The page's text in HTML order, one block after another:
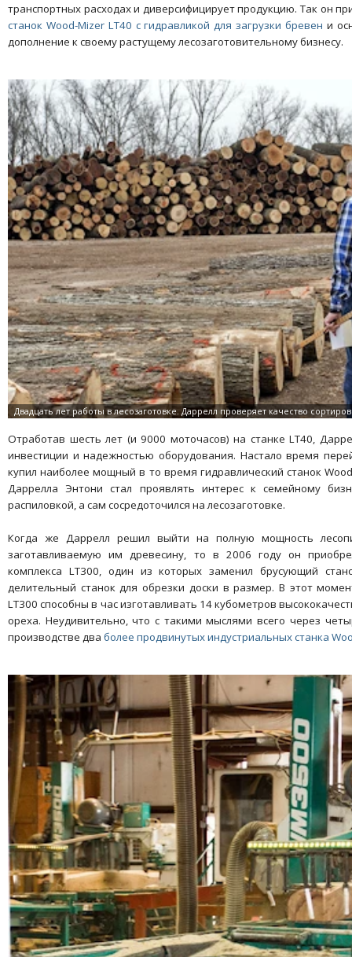
транспортных расходах и диверсифицирует продукцию. Так он
станок Wood-Mizer LT40 с гидравликой для загрузки бревен и
дополнение к своему растущему лесозаготовительному бизнесу.
Отработав шесть лет (и 9000 моточасов) на станке LT40,
инвестиции и надежностью оборудования. Настало время
купил наиболее мощный в то время гидравлический станок
Даррелла Энтони стал проявлять интерес к семейному
распиловкой, а сам сосредоточился на лесозаготовке.
Когда же Даррелл решил выйти на полную мощность
заготавливаемую им древесину, то в 2006 году он
комплекса LT300, один из которых заменил брусующий
делительный станок для обрезки доски в размер. В этот
LT300 способны в час изготавливать 14 кубометров
ореха. Неудивительно, что с такими мыслями всего через
производстве два более продвинутых индустриальных станка